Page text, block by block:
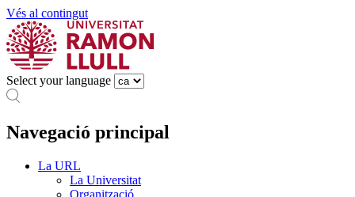
Vés al contingut
Select your language
Navegació principal
La URL
La Universitat
Organització